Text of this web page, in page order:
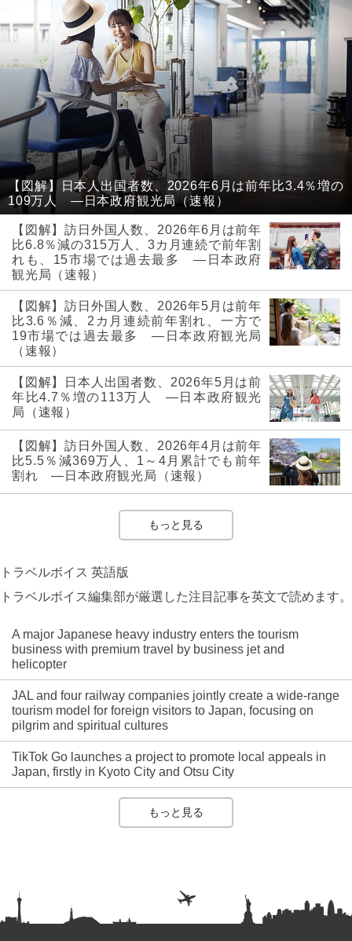
【図解】日本人出国者数、2026年6月は前年比3.4％増の
109万人 ―日本政府観光局（速報）
【図解】訪日外国人数、2026年6月は前年
比6.8％減の315万人、3カ月連続で前年割
れも、15市場では過去最多 ―日本政府
観光局（速報）
【図解】訪日外国人数、2026年5月は前年
比3.6％減、2カ月連続前年割れ、一方で
19市場では過去最多 ―日本政府観光局
（速報）
【図解】日本人出国者数、2026年5月は前
年比4.7％増の113万人 ―日本政府観光
局（速報）
【図解】訪日外国人数、2026年4月は前年
比5.5％減369万人、1～4月累計でも前年
割れ ―日本政府観光局（速報）
もっと見る
トラベルボイス 英語版
トラベルボイス編集部が厳選した注目記事を英文で読めます。
A major Japanese heavy industry enters the tourism
business with premium travel by business jet and
helicopter
JAL and four railway companies jointly create a wide-range
tourism model for foreign visitors to Japan, focusing on
pilgrim and spiritual cultures
TikTok Go launches a project to promote local appeals in
Japan, firstly in Kyoto City and Otsu City
もっと見る